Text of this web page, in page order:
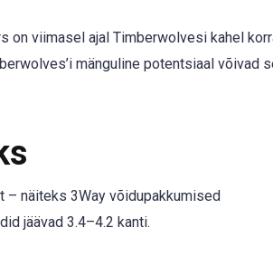
on viimasel ajal Timberwolvesi kahel
mänguline potentsiaal võivad
näiteks 3Way võidupakkumised
jäävad 3.4–4.2 kanti.